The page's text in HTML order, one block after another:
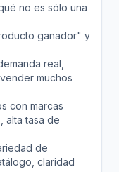
no es sólo una
ganador" y
real,
muchos
con marcas
alta tasa de
de
claridad